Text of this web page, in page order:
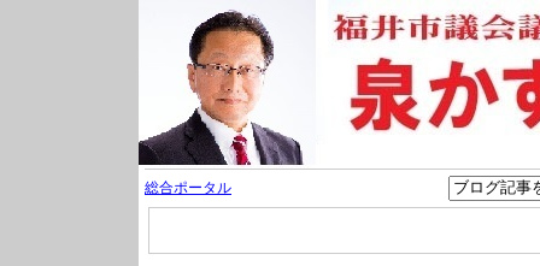
総合ポータル